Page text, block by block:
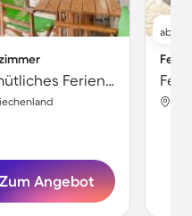
Familienorientiertes gemütliches Ferienhaus mit Grill, Garten und Pool | Gartenblick | Nah am Strand | Haustierfreundlich
Zum Angebot
ab